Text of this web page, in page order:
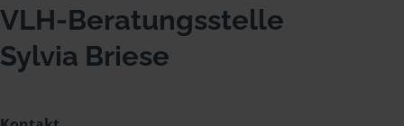
VLH-Beratungsstelle
Sylvia Briese